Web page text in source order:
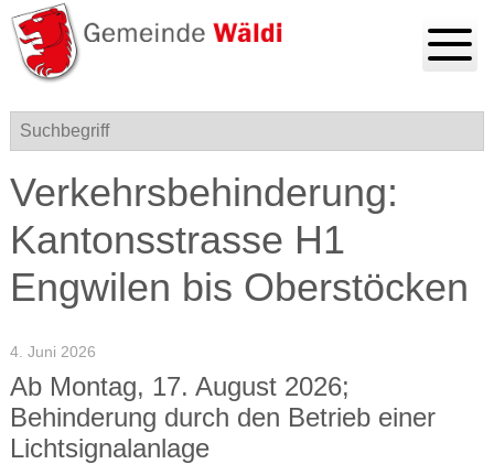
Navigieren in Gemeinde
Schnellnavigation
Hauptnavigation mobile
Menu
Suchbegriff
Verkehrsbehinderung:
Kantonsstrasse H1
Engwilen bis Oberstöcken
4. Juni 2026
Ab Montag, 17. August 2026;
Behinderung durch den Betrieb einer
Lichtsignalanlage